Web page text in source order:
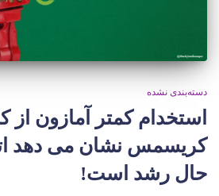
دسته‌بندی نشده
استخدام کمتر آمازون از
کریسمس نشان می دهد
حال رشد است!